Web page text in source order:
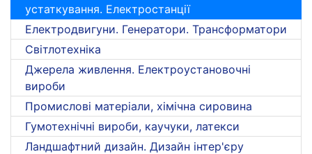
устаткування. Електростанції
Електродвигуни. Генератори. Трансформатори
Світлотехніка
Джерела живлення. Електроустановочні
вироби
Промислові матеріали, хімічна сировина
Гумотехнічні вироби, каучуки, латекси
Ландшафтний дизайн. Дизайн інтер'єру